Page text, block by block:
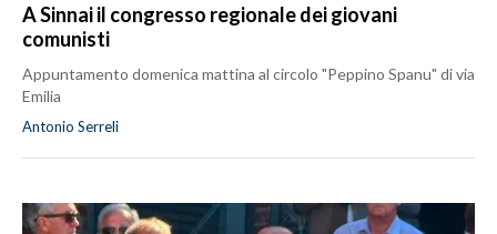
A Sinnai il congresso regionale dei giovani
comunisti
Appuntamento domenica mattina al circolo "Peppino Spanu" di via
Emilia
Antonio Serreli